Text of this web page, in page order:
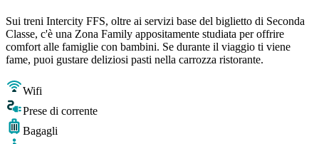
Sui treni Intercity FFS, oltre ai servizi base del biglietto di Seconda
Classe, c'è una Zona Family appositamente studiata per offrire
comfort alle famiglie con bambini. Se durante il viaggio ti viene
fame, puoi gustare deliziosi pasti nella carrozza ristorante.
Wifi
Prese di corrente
Bagagli